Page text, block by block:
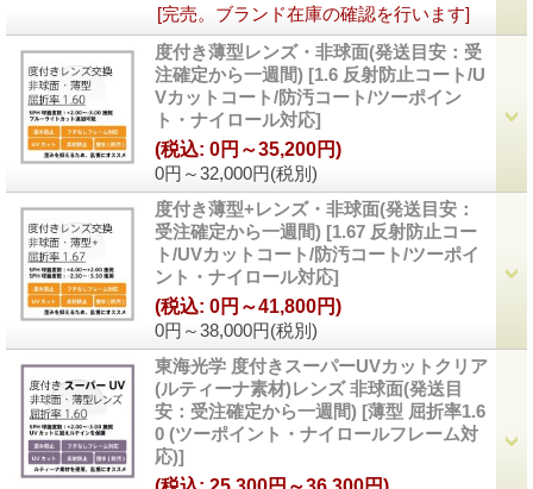
[完売。ブランド在庫の確認を行います]
度付き薄型レンズ・非球面(発送目安：受
注確定から一週間) [1.6 反射防止コート/U
Vカットコート/防汚コート/ツーポイン
ト・ナイロール対応]
0円～32,000円(税別)
(税込: 0円～35,200円)
度付き薄型+レンズ・非球面(発送目安：
受注確定から一週間) [1.67 反射防止コー
ト/UVカットコート/防汚コート/ツーポイ
ント・ナイロール対応]
0円～38,000円(税別)
(税込: 0円～41,800円)
東海光学 度付きスーパーUVカットクリア
(ルティーナ素材)レンズ 非球面(発送目
安：受注確定から一週間) [薄型 屈折率1.6
0 (ツーポイント・ナイロールフレーム対
応)]